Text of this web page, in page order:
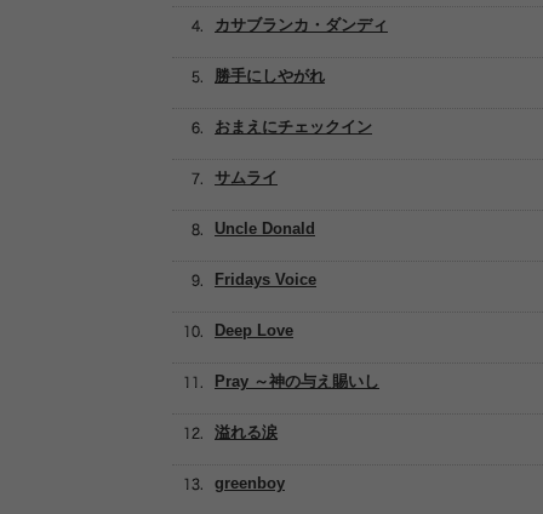
Fridays Voice
勝手にしやがれ
カサブランカ・ダンディ
Uncle Donald
サムライ
おまえにチェックイン
Deep Love
Pray ～神の与え賜いし
溢れる涙
greenboy